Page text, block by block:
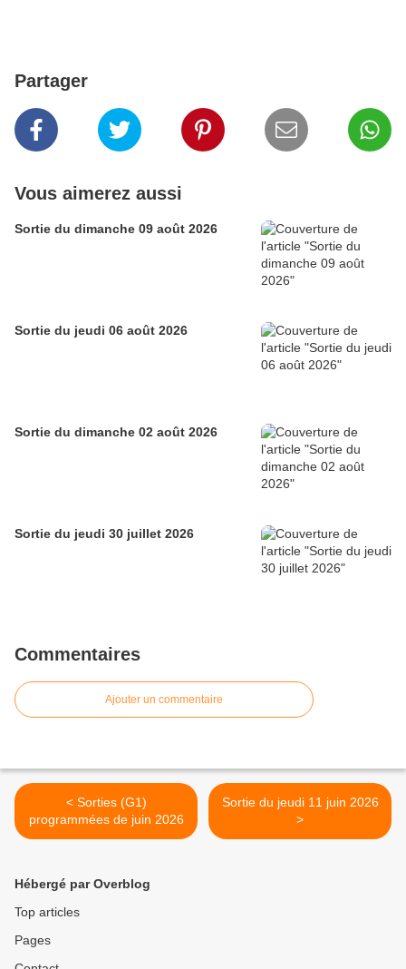
Partager
Vous aimerez aussi
Sortie du dimanche 09 août 2026
Sortie du jeudi 06 août 2026
Sortie du dimanche 02 août 2026
Sortie du jeudi 30 juillet 2026
Commentaires
Ajouter un commentaire
< Sorties (G1)
programmées de juin 2026
Sortie du jeudi 11 juin 2026
>
Hébergé par Overblog
Top articles
Pages